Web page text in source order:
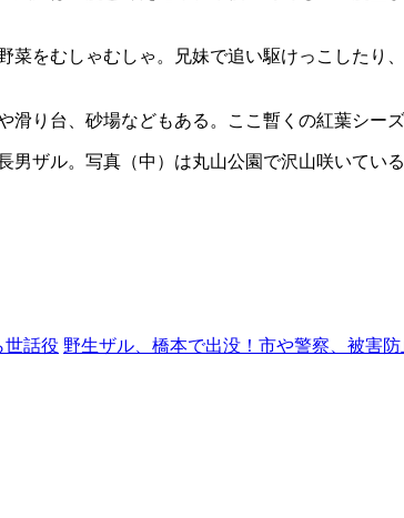
菜をむしゃむしゃ。兄妹で追い駆けっこした
滑り台、砂場などもある。ここ暫くの紅葉シー
男ザル。写真（中）は丸山公園で沢山咲いて
世話役 野生ザル、橋本で出没！市や警察、被害